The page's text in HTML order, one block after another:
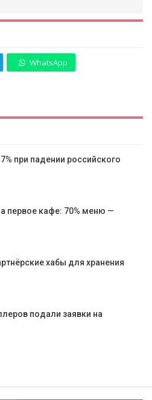
WhatsApp
при падении российского
первое кафе: 70% меню —
хабы для хранения
подали заявки на